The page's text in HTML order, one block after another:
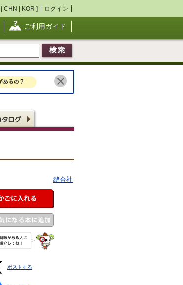
| CHN | KOR ] ログイン
ご利用ガイド
縫合社
ポストする